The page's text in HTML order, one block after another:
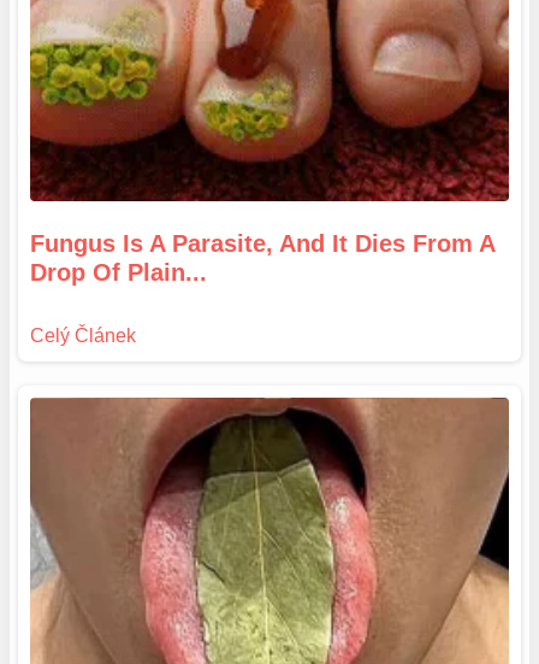
Fungus Is A Parasite, And It Dies From A
Drop Of Plain...